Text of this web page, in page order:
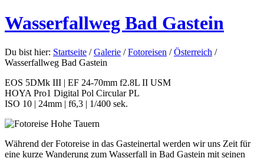
Wasserfallweg Bad Gastein
Du bist hier: Startseite / Galerie / Fotoreisen / Österreich /
Wasserfallweg Bad Gastein
EOS 5DMk III | EF 24-70mm f2.8L II USM
HOYA Pro1 Digital Pol Circular PL
ISO 10 | 24mm | f6,3 | 1/400 sek.
Während der Fotoreise in das Gasteinertal werden wir uns Zeit für
eine kurze Wanderung zum Wasserfall in Bad Gastein mit seinen